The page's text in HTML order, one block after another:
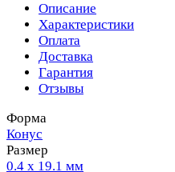
Описание
Характеристики
Оплата
Доставка
Гарантия
Отзывы
Форма
Конус
Размер
0.4 х 19.1 мм